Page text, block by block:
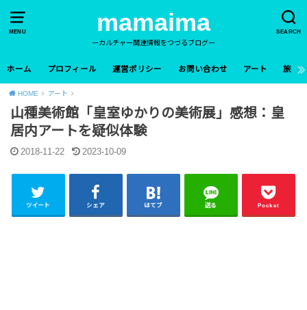
MENU SEARCH
mamaima
ーカルチャー関連情報をつづるブログー
ホーム プロフィール 運営ポリシー お問い合わせ アート 旅
HOME アート
山種美術館「皇室ゆかりの美術展」感想：皇
居内アートを疑似体験
2018-11-22 2023-10-09
ツイート シェア はてブ 送る Pocket